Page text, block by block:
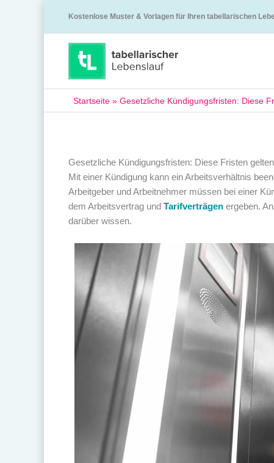
Kostenlose Muster & Vorlagen für Ihren tabellarischen
Startseite » Gesetzliche Kündigungsfristen: Diese
Gesetzliche Kündigungsfristen: Diese Fristen
Mit einer Kündigung kann ein Arbeitsverhältnis
Arbeitgeber und Arbeitnehmer müssen bei einer
dem Arbeitsvertrag und Tarifverträgen ergeben.
darüber wissen.